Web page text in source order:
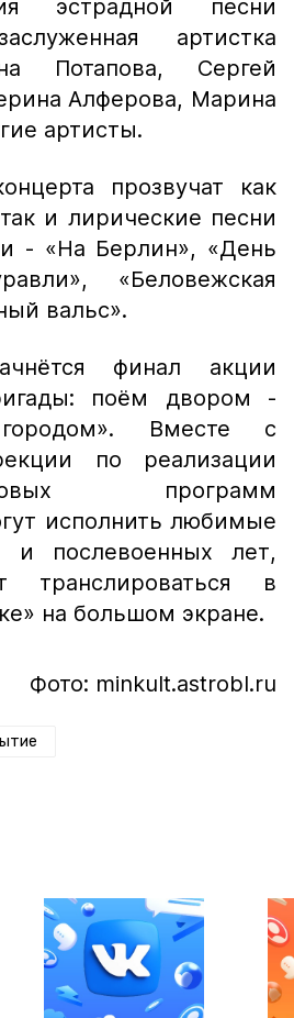
эстрадной песни
артистка
Потапова, Сергей
Алферова, Марина
артисты.
прозвучат как
и лирические песни
- «На Берлин», «День
«Беловежская
вальс».
финал акции
поём двором -
Вместе с
по реализации
программ
исполнить любимые
и послевоенных лет,
транслироваться в
на большом экране.
Фото: minkult.astrobl.ru